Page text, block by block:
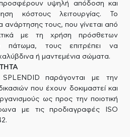
υψηλή απόδοση και
κόστους λειτουργίας. Το
ανάρτησης τους, που γίνεται από
με τη χρήση πρόσθετων
πάτωμα, τους επιτρέπει να
ή μαντεμένια σώματα.
SPLENDID παράγονται με την
που έχουν δοκιμαστεί και
ως προς την ποιοτική
με τις προδιαγραφές ISO